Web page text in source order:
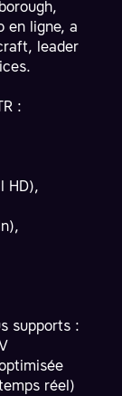
en ligne, a
leader
:
HD),
supports :
réel)